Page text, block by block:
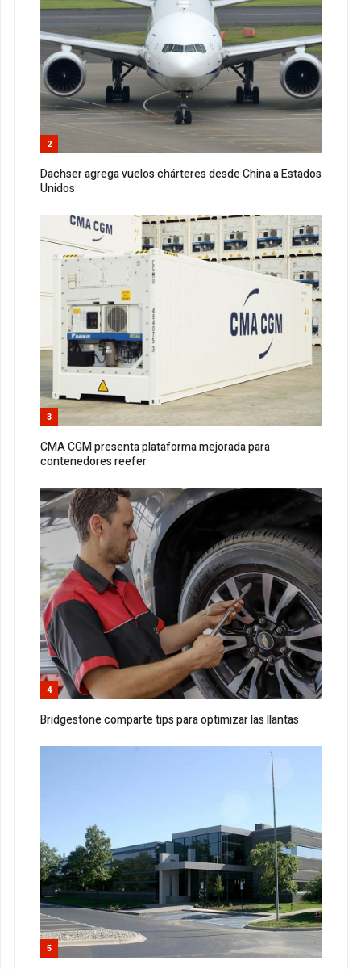
2
Dachser agrega vuelos chárteres desde China a Estados
Unidos
3
CMA CGM presenta plataforma mejorada para
contenedores reefer
4
Bridgestone comparte tips para optimizar las llantas
5